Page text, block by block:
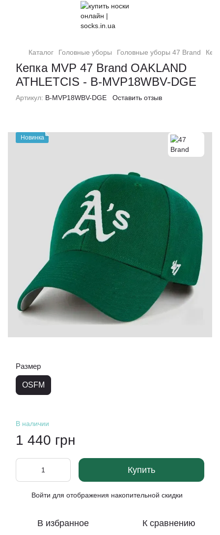
Каталог Головные уборы Головные уборы 47 Brand
Кепка MVP 47 Brand OAKLAND
ATHLETCIS - B-MVP18WBV-DGE
Артикул: B-MVP18WBV-DGE Оставить отзыв
Новинка
Размер
OSFM
В наличии
1 440 грн
Купить
Войти для отображения накопительной скидки
В избранное К сравнению